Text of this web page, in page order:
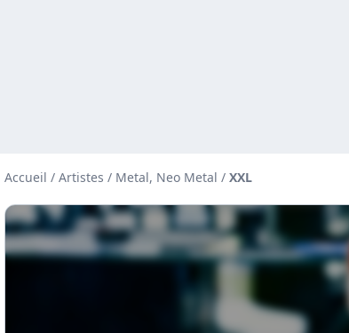
Accueil / Artistes / Metal, Neo Metal / XXL